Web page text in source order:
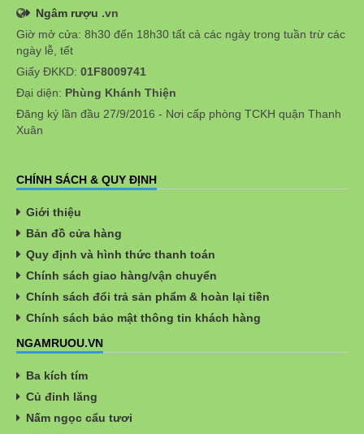
Ngâm rượu .vn
Giờ mở cửa: 8h30 đến 18h30 tất cả các ngày trong tuần trừ các
ngày lễ, tết
Giấy ĐKKD: 01F8009741
Đại diện: Phùng Khánh Thiện
Đăng ký lần đầu 27/9/2016 - Nơi cấp phòng TCKH quận Thanh
Xuân
CHÍNH SÁCH & QUY ĐỊNH
Giới thiệu
Bản đồ cửa hàng
Quy định và hình thức thanh toán
Chính sách giao hàng/vận chuyển
Chính sách đổi trả sản phẩm & hoàn lại tiền
Chính sách bảo mật thông tin khách hàng
NGAMRUOU.VN
Ba kích tím
Củ đinh lăng
Nấm ngọc cẩu tươi